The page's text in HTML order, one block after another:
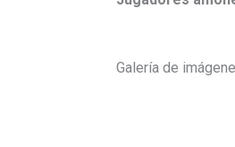
Galería de